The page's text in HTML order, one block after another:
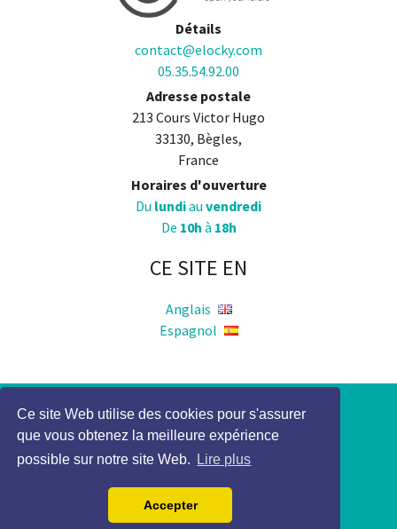
Ce site Web utilise des cookies pour s'assurer
que vous obtenez la meilleure expérience
possible sur notre site Web.
Lire plus
Accepter
Détails
contact@elocky.com
05.35.54.92.00
Adresse postale
213 Cours Victor Hugo
33130, Bègles,
France
Horaires d'ouverture
Du lundiau vendredi
De 10h à 18h
CE SITE EN
Anglais
Espagnol
Politique de Confidentialité
Mention légale
2017 Elocky Tous droits réservés